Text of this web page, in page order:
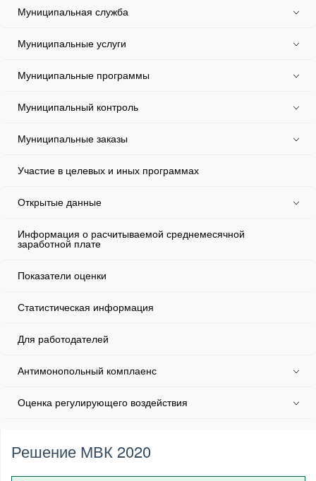
Муниципальная служба
Муниципальные услуги
Муниципальные программы
Муниципальный контроль
Муниципальные заказы
Участие в целевых и иных программах
Открытые данные
Информация о расчитываемой среднемесячной
заработной плате
Показатели оценки
Статистическая информация
Для работодателей
Антимонопольный комплаенс
Оценка регулирующего воздействия
Решение МВК 2020